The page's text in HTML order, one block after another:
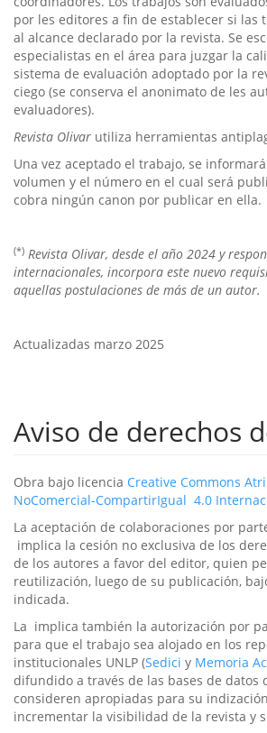
por les editores a fin de establecer si las
al alcance declarado por la revista. Se
especialistas en el área para juzgar la
sistema de evaluación adoptado por la
ciego (se conserva el anonimato de les
evaluadores).
Revista Olivar utiliza herramientas
Una vez aceptado el trabajo, se
volumen y el número en el cual será
cobra ningún canon por publicar en ella.
(*) Revista Olivar, desde el año 2024 y
internacionales, incorpora este nuevo
aquellas postulaciones de más de un autor.
Actualizadas marzo 2025
Aviso de derechos
Obra bajo licencia Creative Commons
NoComercial-CompartirIgual 4.0
La aceptación de colaboraciones por
implica la cesión no exclusiva de los
de los autores a favor del editor, quien
reutilización, luego de su publicación,
indicada.
La implica también la autorización por
para que el trabajo sea alojado en los
institucionales UNLP (Sedici y Memoria
difundido a través de las bases de datos
consideren apropiadas para su
incrementar la visibilidad de la revista y